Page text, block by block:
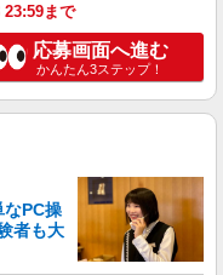
23:59まで
応募画面へ進む
かんたん3ステップ！
なPC操
者も大